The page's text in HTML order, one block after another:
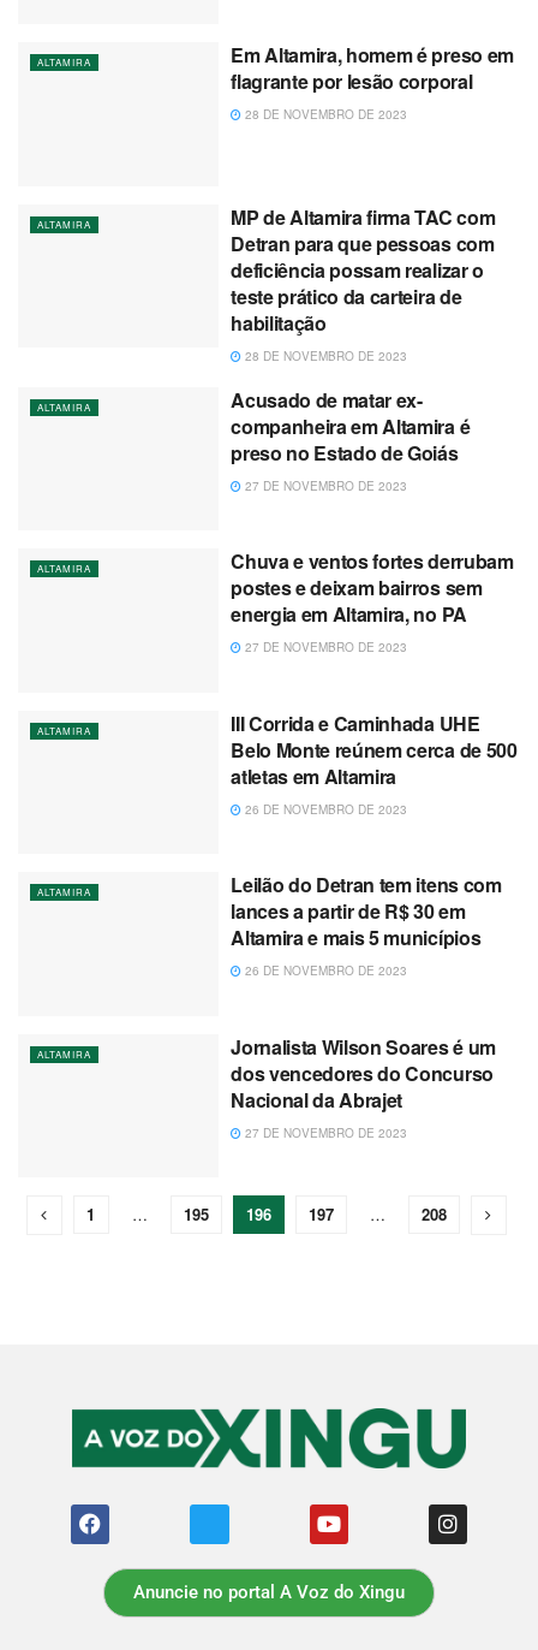
ALTAMIRA
Em Altamira, homem é preso em
flagrante por lesão corporal
28 DE NOVEMBRO DE 2023
ALTAMIRA
MP de Altamira firma TAC com
Detran para que pessoas com
deficiência possam realizar o
teste prático da carteira de
habilitação
28 DE NOVEMBRO DE 2023
ALTAMIRA
Acusado de matar ex-
companheira em Altamira é
preso no Estado de Goiás
27 DE NOVEMBRO DE 2023
ALTAMIRA
Chuva e ventos fortes derrubam
postes e deixam bairros sem
energia em Altamira, no PA
27 DE NOVEMBRO DE 2023
ALTAMIRA
III Corrida e Caminhada UHE
Belo Monte reúnem cerca de 500
atletas em Altamira
26 DE NOVEMBRO DE 2023
ALTAMIRA
Leilão do Detran tem itens com
lances a partir de R$ 30 em
Altamira e mais 5 municípios
26 DE NOVEMBRO DE 2023
ALTAMIRA
Jornalista Wilson Soares é um
dos vencedores do Concurso
Nacional da Abrajet
27 DE NOVEMBRO DE 2023
1 … 195 196 197 … 208
Anuncie no portal A Voz do Xingu